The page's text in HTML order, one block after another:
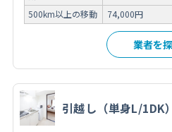
を選び、事前に見積もりを取得
ことが重要です。
500km以上の移動 74,000円
業者を
引越し（単身L/1DK）